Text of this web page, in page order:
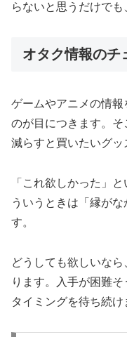
らないと思うだけでも
オタク情報のチ
ゲームやアニメの情
のが目につきます。
減らすと買いたいグッ
「これ欲しかった」
ういうときは「縁が
す。
どうしても欲しいな
ります。入手が困難
タイミングを待ち続け